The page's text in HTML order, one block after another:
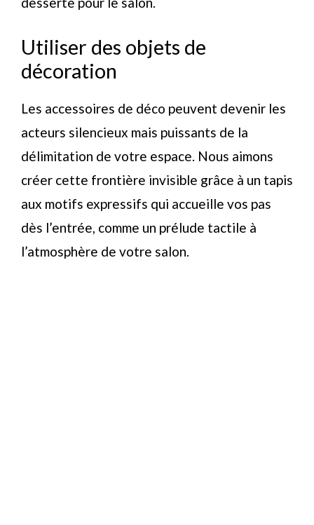
Utiliser des objets de
décoration
Les accessoires de déco peuvent devenir les
acteurs silencieux mais puissants de la
délimitation de votre espace. Nous aimons
créer cette frontière invisible grâce à un tapis
aux motifs expressifs qui accueille vos pas
dès l’entrée, comme un prélude tactile à
l’atmosphère de votre salon.